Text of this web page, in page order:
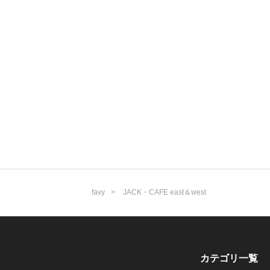
favy JACK・CAFE east＆west
カテゴリ一覧